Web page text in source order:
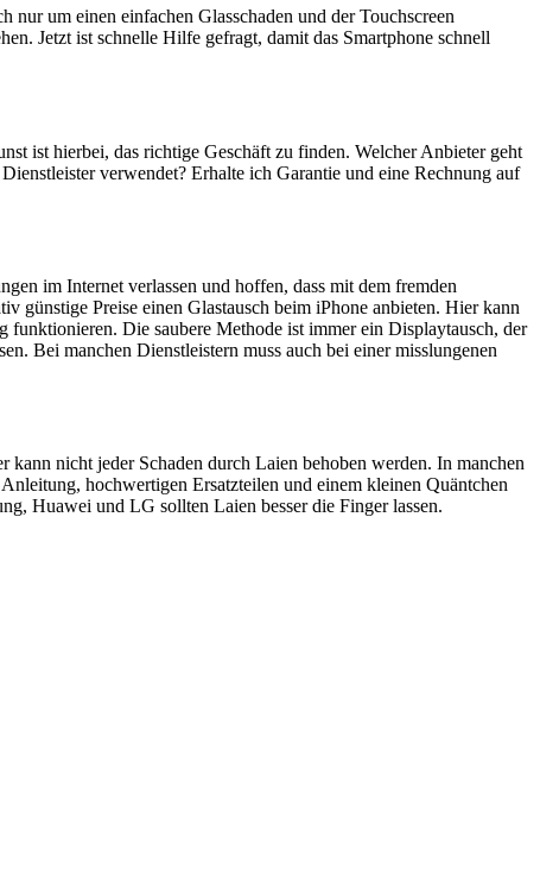
um einen einfachen Glasschaden und der Touchscreen
Jetzt ist schnelle Hilfe gefragt, damit das Smartphone schnell
ist hierbei, das richtige Geschäft zu finden. Welcher Anbieter geht
verwendet? Erhalte ich Garantie und eine Rechnung auf
im Internet verlassen und hoffen, dass mit dem fremden
günstige Preise einen Glastausch beim iPhone anbieten. Hier kann
funktionieren. Die saubere Methode ist immer ein Displaytausch, der
Bei manchen Dienstleistern muss auch bei einer misslungenen
nicht jeder Schaden durch Laien behoben werden. In manchen
hochwertigen Ersatzteilen und einem kleinen Quäntchen
Huawei und LG sollten Laien besser die Finger lassen.